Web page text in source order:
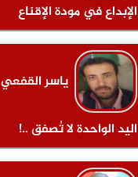
الإبداع في مودة الإقناع
ياسر القفعي
اليد الواحدة لا تُصفق ..!